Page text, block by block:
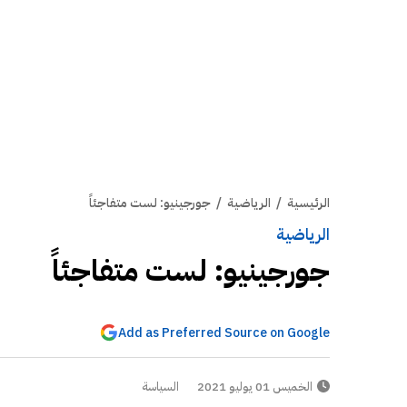
الرئيسية / الرياضية / جورجينيو: لست متفاجئاً
الرياضية
جورجينيو: لست متفاجئاً
Add as Preferred Source on Google
الخميس 01 يوليو 2021 السياسة